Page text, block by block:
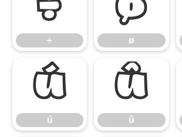
÷ ø
ú
ú
û
û